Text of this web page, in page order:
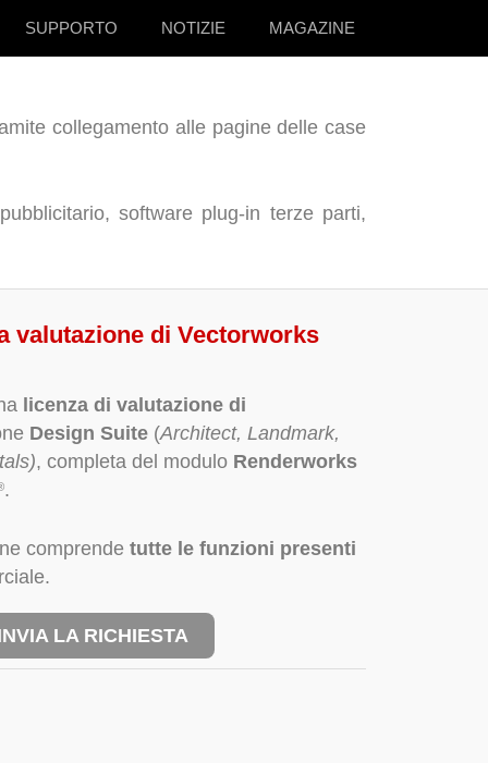
SUPPORTO NOTIZIE MAGAZINE
collegamento alle pagine delle case
software plug-in terze parti,
valutazione di Vectorworks
licenza di valutazione di
Design Suite (Architect, Landmark,
, completa del modulo Renderworks
.
comprende tutte le funzioni presenti
.
LA RICHIESTA